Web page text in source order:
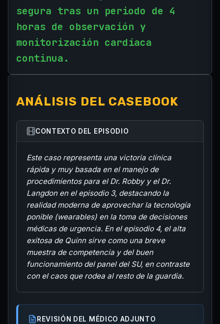
segura tras un periodo de 4
horas de observación y
monitorización cardíaca
continua.
ANÁLISIS DEL CASEBOOK
CONTEXTO DEL EPISODIO
Este caso representa una victoria clínica
rápida y muy basada en el manejo de
procedimientos para el Dr. Robby y el Dr.
Langdon en el episodio 3, destacando la
realidad moderna de aprovechar la tecnología
ponible (wearables) en la toma de decisiones
médicas de urgencia. En el episodio 4, el alta
exitosa de Quinn sirve como una breve
muestra de competencia y del buen
funcionamiento del panel del SU, en contraste
con el caos que rodea al resto de la guardia.
REVISIÓN DEL MÉDICO ADJUNTO